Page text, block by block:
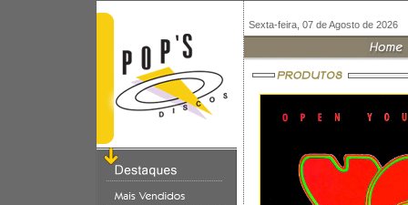
Sexta-feira, 07 de Agosto de 2026